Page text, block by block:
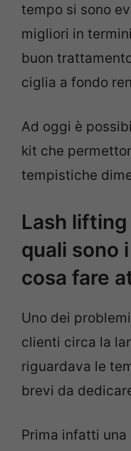
tempo si sono
migliori in
buon
ciglia a fondo
Ad oggi è
kit che
tempistiche
Lash
quali sono
cosa fare
Uno dei
clienti circa la
riguardava le
brevi da
Prima infatti